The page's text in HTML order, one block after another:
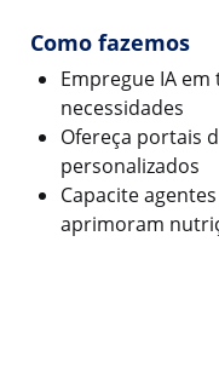
Como fazemos
Empregue IA
necessidades
Ofereça portais
personalizados
Capacite
aprimoram